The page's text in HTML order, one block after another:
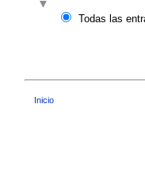
Todas las
Inicio